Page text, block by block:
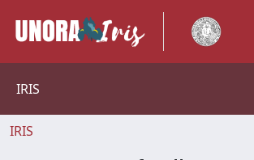
IRIS
IRIS